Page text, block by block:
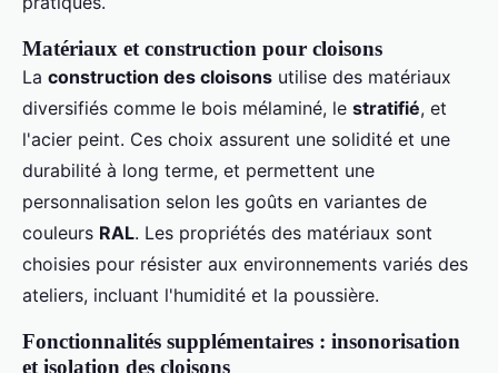
Matériaux et construction pour cloisons
La construction des cloisons utilise des matériaux
diversifiés comme le bois mélaminé, le stratifié, et
l'acier peint. Ces choix assurent une solidité et une
durabilité à long terme, et permettent une
personnalisation selon les goûts en variantes de
couleurs RAL. Les propriétés des matériaux sont
choisies pour résister aux environnements variés des
ateliers, incluant l'humidité et la poussière.
Fonctionnalités supplémentaires : insonorisation
et isolation des cloisons